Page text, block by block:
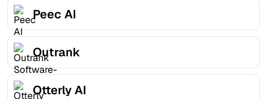
Peec AI
Outrank
Otterly AI